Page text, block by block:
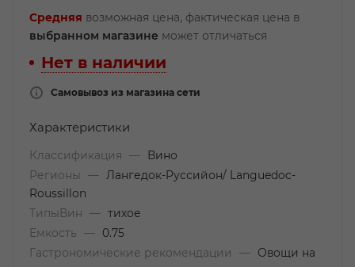
Средняя возможная цена, фактическая цена в
выбранном магазине может отличаться
Нет в наличии
Самовывоз из магазина сети
Характеристики
Классификация —
Вино
Регионы
—
Лангедок-Руссийон/ Languedoc-
Roussillon
ТипыВин
— тихое
Емкость
—
0.75
Гастрономические рекомендации
—
Овощи на